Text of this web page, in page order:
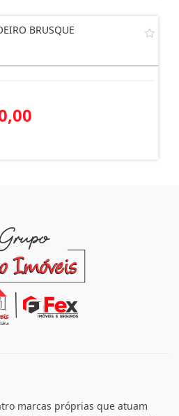
BRUSQUE